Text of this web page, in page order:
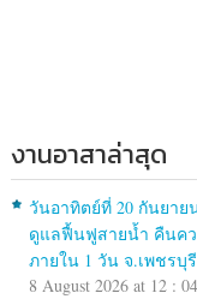
งานอาสาล่าสุด
วันอาทิตย์ที่ 20 กันยาย
ดูแลฟื้นฟูสายน้ำ คืนค
ภายใน 1 วัน จ.เพชรบุรี
8 August 2026 at 12 :